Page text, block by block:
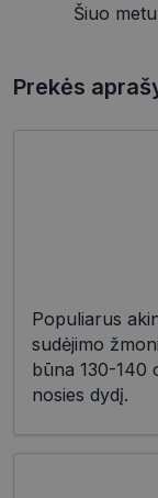
Šiuo
Prekės
Populiarus
sudėjimo
būna 130-140
nosies dydį.